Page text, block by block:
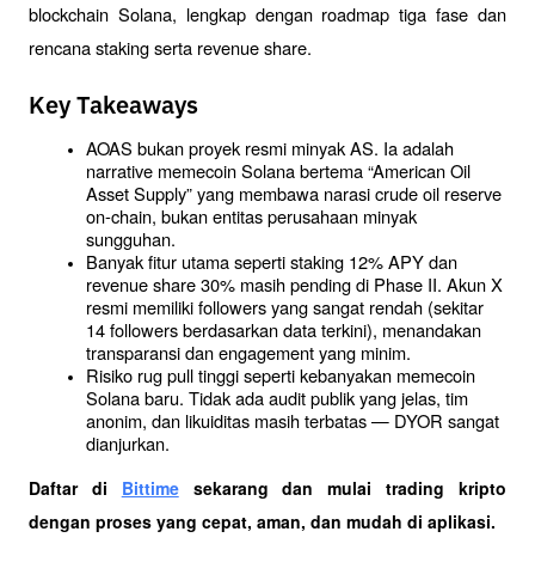
blockchain Solana, lengkap dengan roadmap tiga fase dan
rencana staking serta revenue share.
Key Takeaways
AOAS bukan proyek resmi minyak AS. Ia adalah
narrative memecoin Solana bertema “American Oil
Asset Supply” yang membawa narasi crude oil reserve
on-chain, bukan entitas perusahaan minyak
sungguhan.
Banyak fitur utama seperti staking 12% APY dan
revenue share 30% masih pending di Phase II. Akun X
resmi memiliki followers yang sangat rendah (sekitar
14 followers berdasarkan data terkini), menandakan
transparansi dan engagement yang minim.
Risiko rug pull tinggi seperti kebanyakan memecoin
Solana baru. Tidak ada audit publik yang jelas, tim
anonim, dan likuiditas masih terbatas — DYOR sangat
dianjurkan.
Daftar di Bittime sekarang dan mulai trading kripto
dengan proses yang cepat, aman, dan mudah di aplikasi.